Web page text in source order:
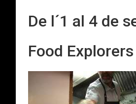
De l´1 al 4 de
Food